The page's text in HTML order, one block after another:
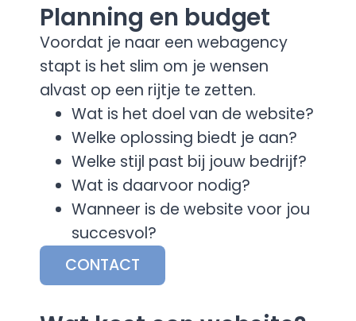
Planning en budget
Voordat je naar een webagency
stapt is het slim om je wensen
alvast op een rijtje te zetten.
Wat is het doel van de website?
Welke oplossing biedt je aan?
Welke stijl past bij jouw bedrijf?
Wat is daarvoor nodig?
Wanneer is de website voor jou
succesvol?
CONTACT